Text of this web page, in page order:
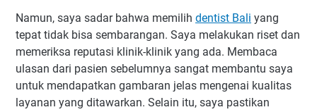
Namun, saya sadar bahwa memilih dentist Bali yang
tepat tidak bisa sembarangan. Saya melakukan riset dan
memeriksa reputasi klinik-klinik yang ada. Membaca
ulasan dari pasien sebelumnya sangat membantu saya
untuk mendapatkan gambaran jelas mengenai kualitas
layanan yang ditawarkan. Selain itu, saya pastikan